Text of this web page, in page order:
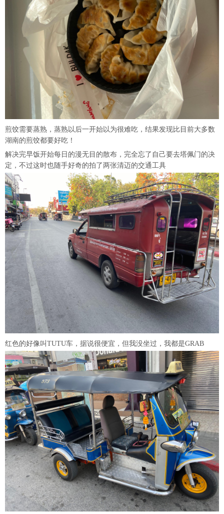
煎饺需要蒸熟，蒸熟以后一开始以为很难吃，结果发现比目前大多数
湖南的煎饺都要好吃！
解决完早饭开始每日的漫无目的散布，完全忘了自己要去塔佩门的决
定，不过这时也随手好奇的拍了两张清迈的交通工具
红色的好像叫TUTU车，据说很便宜，但我没坐过，我都是GRAB